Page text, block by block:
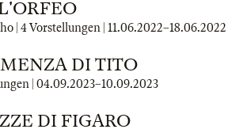
| 4 Vorstellungen | 11.06.2022–18.06.2022
DI TITO
| 04.09.2023–10.09.2023
DI FIGARO